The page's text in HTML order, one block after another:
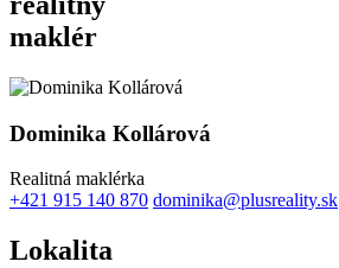
maklér
Dominika Kollárová
Realitná maklérka
+421 915 140 870 dominika@plusreality.sk
Lokalita